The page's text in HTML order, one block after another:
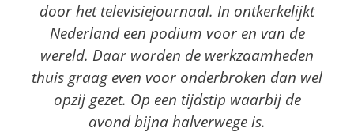
door het televisiejournaal. In ontkerkelijkt
Nederland een podium voor en van de
wereld. Daar worden de werkzaamheden
thuis graag even voor onderbroken dan wel
opzij gezet. Op een tijdstip waarbij de
avond bijna halverwege is.